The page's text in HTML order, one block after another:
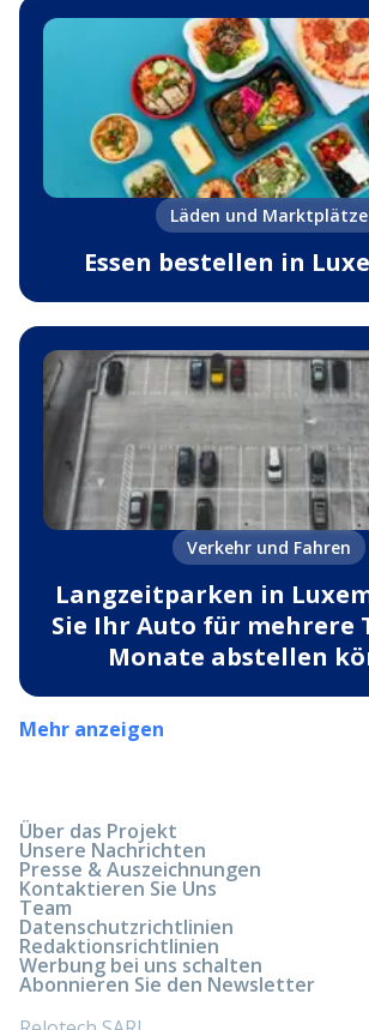
Läden und Marktplätze
Essen bestellen in
Verkehr und Fahren
Langzeitparken in
Sie Ihr Auto für mehrere
Monate abstellen
Mehr anzeigen
Über das Projekt
Unsere Nachrichten
Presse & Auszeichnungen
Kontaktieren Sie Uns
Team
Datenschutzrichtlinien
Redaktionsrichtlinien
Werbung bei uns schalten
Abonnieren Sie den Newsletter